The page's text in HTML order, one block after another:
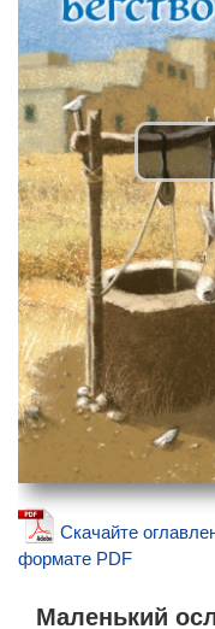
Скачайте
формате PDF
Маленький